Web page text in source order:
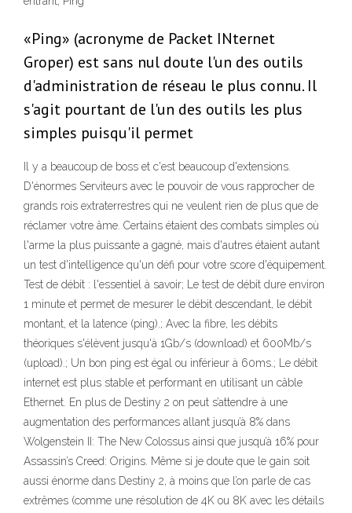
«Ping» (acronyme de Packet INternet
Groper) est sans nul doute l'un des outils
d'administration de réseau le plus connu. Il
s'agit pourtant de l'un des outils les plus
simples puisqu'il permet
Il y a beaucoup de boss et c'est beaucoup d'extensions.
D'énormes Serviteurs avec le pouvoir de vous rapprocher de
grands rois extraterrestres qui ne veulent rien de plus que de
réclamer votre âme. Certains étaient des combats simples où
l'arme la plus puissante a gagné, mais d'autres étaient autant
un test d'intelligence qu'un défi pour votre score d'équipement.
Test de débit : l'essentiel à savoir; Le test de débit dure environ
1 minute et permet de mesurer le débit descendant, le débit
montant, et la latence (ping).; Avec la fibre, les débits
théoriques s'élèvent jusqu'à 1Gb/s (download) et 600Mb/s
(upload).; Un bon ping est égal ou inférieur à 60ms.; Le débit
internet est plus stable et performant en utilisant un câble
Ethernet. En plus de Destiny 2 on peut s’attendre à une
augmentation des performances allant jusqu’à 8% dans
Wolgenstein II: The New Colossus ainsi que jusqu’à 16% pour
Assassin’s Creed: Origins. Même si je doute que le gain soit
aussi énorme dans Destiny 2, à moins que l’on parle de cas
extrêmes (comme une résolution de 4K ou 8K avec les détails